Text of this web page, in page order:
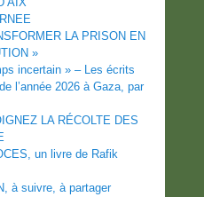
LA PRISON EN
»
incertain » – Les écrits
l’année 2026 à Gaza, par
LA RÉCOLTE DES
un livre de Rafik
à suivre, à partager